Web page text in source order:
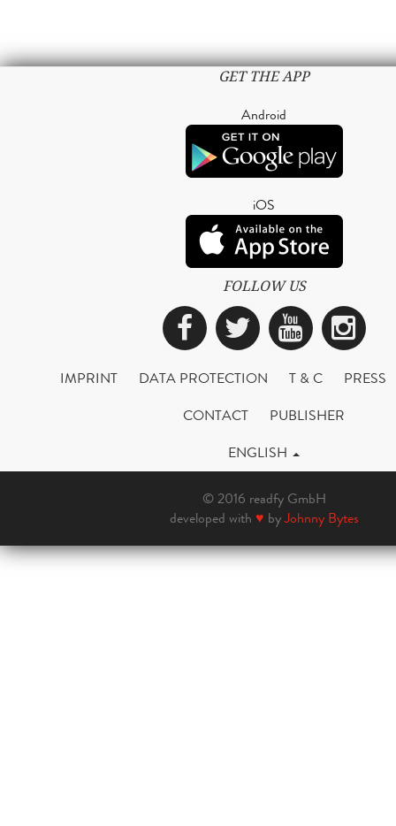
GET THE APP
Android
iOS
FOLLOW US
Facebook
Twitter
IMPRINT DATA PROTECTION T & C
PRESS
CONTACT
PUBLISHER
ENGLISH
© 2016 readfy GmbH
developed with ♥ byJohnny Bytes